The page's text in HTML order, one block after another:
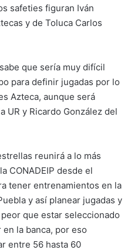
safeties figuran Iván
y de Toluca Carlos
que sería muy difícil
para definir jugadas por lo
Azteca, aunque será
UR y Ricardo González del
reunirá a lo más
CONADEIP desde el
tener entrenamientos en la
y así planear jugadas y
que estar seleccionado
la banca, por eso
entre 56 hasta 60